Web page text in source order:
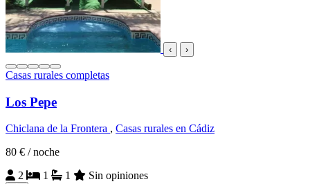
‹ ›
Casas rurales completas
Los Pepe
Chiclana de la Frontera , Casas rurales en Cádiz
80 € / noche
2
1 1 Sin opiniones